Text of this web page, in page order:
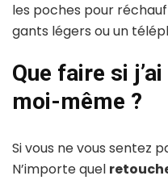
les poches pour
gants légers ou un
Que faire si
moi-même ?
Si vous ne vous sentez
N’importe quel